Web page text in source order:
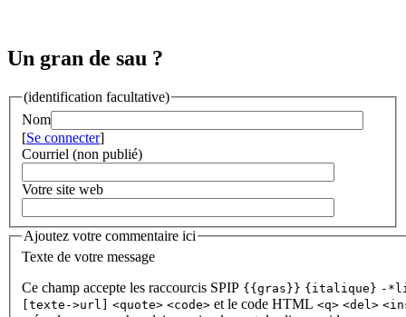
Un gran de sau ?
(identification facultative)
Nom
[Se connecter]
Courriel (non publié)
Votre site web
Ajoutez votre commentaire ici
Texte de votre message
Ce champ accepte les raccourcis SPIP {{gras}} {italique} -
[texte->url]
<quote> <code> et le code HTML <q> <del>